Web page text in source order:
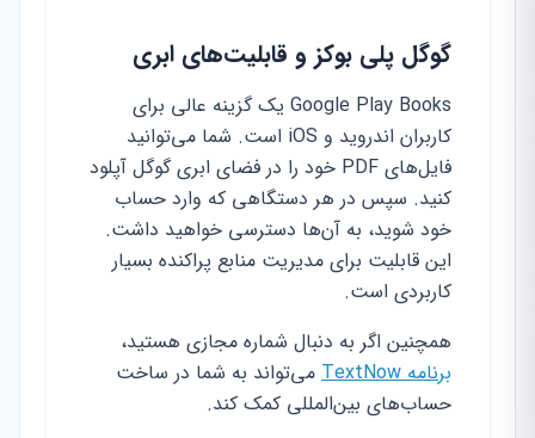
گوگل پلی بوکز و قابلیت‌های ابری
Google Play Books یک گزینه عالی برای
کاربران اندروید و iOS است. شما می‌توانید
فایل‌های PDF خود را در فضای ابری گوگل آپلود
کنید. سپس در هر دستگاهی که وارد حساب
خود شوید، به آن‌ها دسترسی خواهید داشت.
این قابلیت برای مدیریت منابع پراکنده بسیار
کاربردی است.
همچنین اگر به دنبال شماره مجازی هستید،
برنامه TextNow
می‌تواند به شما در ساخت
حساب‌های بین‌المللی کمک کند.